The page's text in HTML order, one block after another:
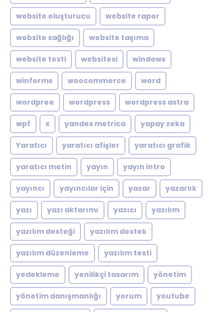
website oluşturucu website rapor
website sağlığı website taşıma
website testi websitesi windows
winforms woocommerce word
wordpree wordpress wordpress astra
wpf x yandex metrica yapay zeka
Yaratıcı yaratıcı afişler yaratıcı grafik
yaratıcı metin yayın yayın intro
yayıncı yayıncılar için yazar yazarlık
yazı yazı aktarımı yazıcı yazılım
yazılım desteği yazılım destek
yazılım düzenleme yazılım testi
yedekleme yenilikçi tasarım yönetim
yönetim danışmanlığı yorum youtube